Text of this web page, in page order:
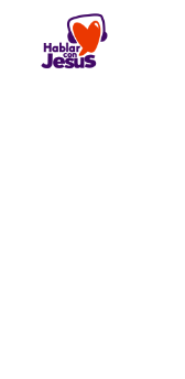
content